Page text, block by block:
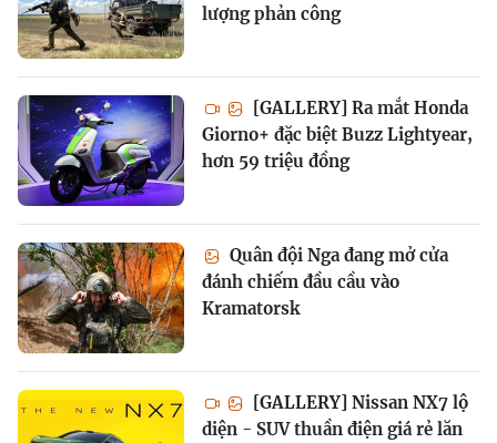
lượng phản công
[GALLERY] Ra mắt Honda
Giorno+ đặc biệt Buzz Lightyear,
hơn 59 triệu đồng
Quân đội Nga đang mở cửa
đánh chiếm đầu cầu vào
Kramatorsk
[GALLERY] Nissan NX7 lộ
diện - SUV thuần điện giá rẻ lăn